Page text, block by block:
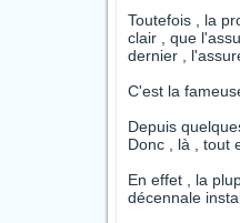
Toutefois , la
clair , que
dernier ,
C'est la
Depuis
Donc , là , tout
En effet , la
décennale